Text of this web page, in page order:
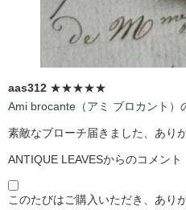
aas312 ★★★★★
Ami brocante（アミ ブロカント）
素敵なブローチ届きました、あり
ANTIQUE LEAVESからのコメント
このたびはご購入いただき、あり